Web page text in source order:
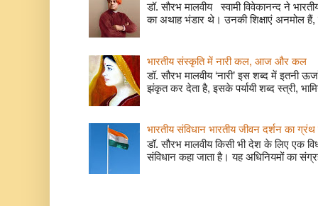
डॉ. सौरभ मालवीय स्वामी विवेकानन्द ने
का अथाह भंडार थे। उनकी शिक्षाएं अनमोल हैं,
भारतीय संस्कृति में नारी कल, आज और कल
डॉ. सौरभ मालवीय ‘नारी’ इस शब्द में इतनी
झंकृत कर देता है, इसके पर्यायी शब्द स्त्री,
भारतीय संविधान भारतीय जीवन दर्शन का ग्रंथ
डॉ. सौरभ मालवीय किसी भी देश के लिए एक
संविधान कहा जाता है। यह अधिनियमों का